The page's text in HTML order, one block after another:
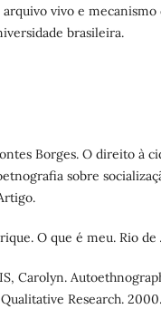
vivo e
brasileira.
Borges. O direito à
sobre
O que é meu. Rio
Carolyn.
Research. 2000.